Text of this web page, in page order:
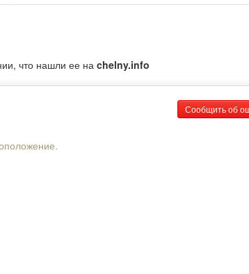
что нашли ее наchelny.info
Сообщить об